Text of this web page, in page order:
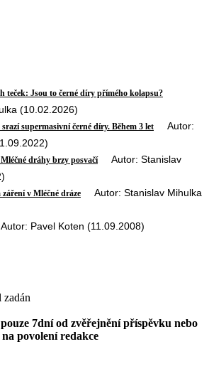
teček: Jsou to černé díry přímého kolapsu?
(10.02.2026)
supermasivní černé díry. Během 3 let Autor:
dráhy brzy posvačíAutor: Stanislav
v Mléčné dráze Autor: Stanislav Mihulka
Pavel Koten (11.09.2008)
zadán
7dní od zvěřejnění příspěvku nebo
na povolení redakce